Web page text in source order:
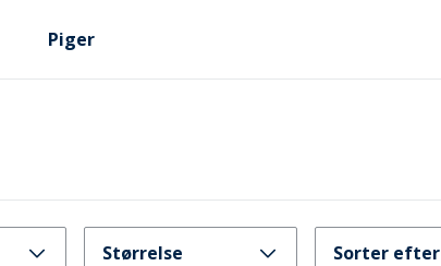
Piger
Størrelse Sorter efter